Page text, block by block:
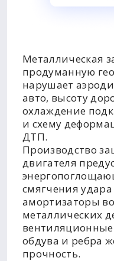
Металлическая
продуманную
нарушает
авто, высоту
охлаждение
и схему
ДТП.
Производство
двигателя
смягчения
амортизаторы
металлических
обдува и ребра
прочность.